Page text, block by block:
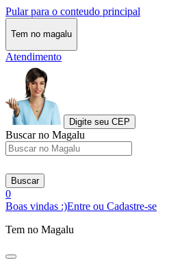
Pular para o conteudo principal
Tem no magalu
Atendimento
Digite seu CEP
Buscar no Magalu
Buscar
0
Boas vindas :)Entre ou Cadastre-se
Tem no Magalu